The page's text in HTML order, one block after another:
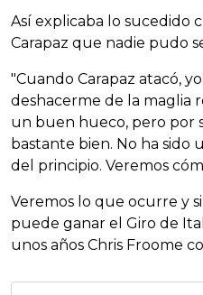
Así explicaba lo sucedido
Carapaz que nadie pudo
"Cuando Carapaz atacó,
deshacerme de la maglia
un buen hueco, pero por
bastante bien. No ha sido
del principio. Veremos
Veremos lo que ocurre y
puede ganar el Giro de
unos años Chris Froome